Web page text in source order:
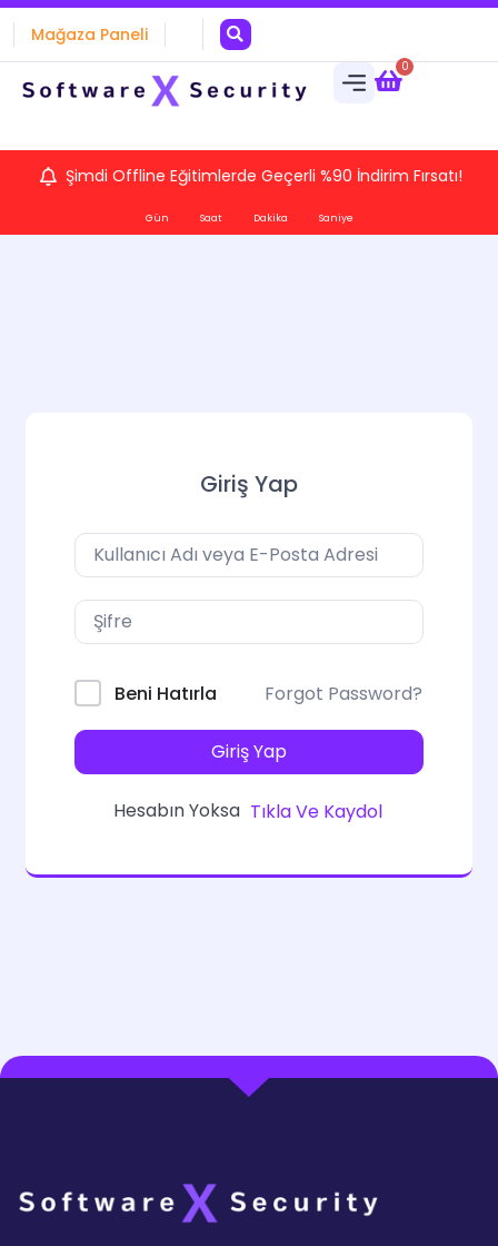
Mağaza Paneli
0
Şimdi Offline Eğitimlerde Geçerli %90 İndirim Fırsatı!
Gün Saat Dakika Saniye
Giriş Yap
Beni Hatırla Forgot Password?
Giriş Yap
Hesabın Yoksa Tıkla Ve Kaydol